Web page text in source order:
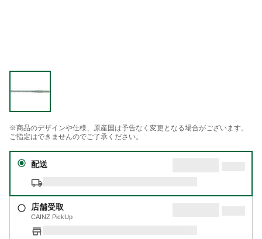
※商品のデザインや仕様、原産国は予告なく変更となる場合がございます。
ご指定はできませんのでご了承ください。
配送
店舗受取
CAINZ PickUp